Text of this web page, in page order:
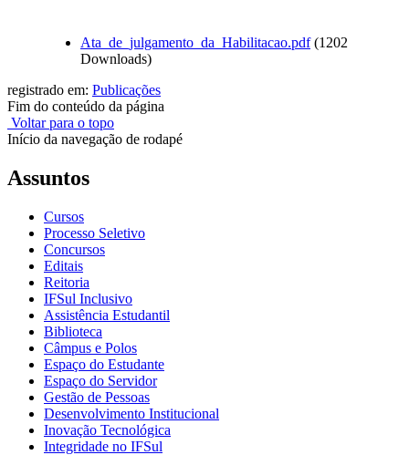
Ata_de_julgamento_da_Habilitacao.pdf (1202
Downloads)
registrado em: Publicações
Fim do conteúdo da página
Voltar para o topo
Início da navegação de rodapé
Assuntos
Cursos
Processo Seletivo
Concursos
Editais
Reitoria
IFSul Inclusivo
Assistência Estudantil
Biblioteca
Câmpus e Polos
Espaço do Estudante
Espaço do Servidor
Gestão de Pessoas
Desenvolvimento Institucional
Inovação Tecnológica
Integridade no IFSul